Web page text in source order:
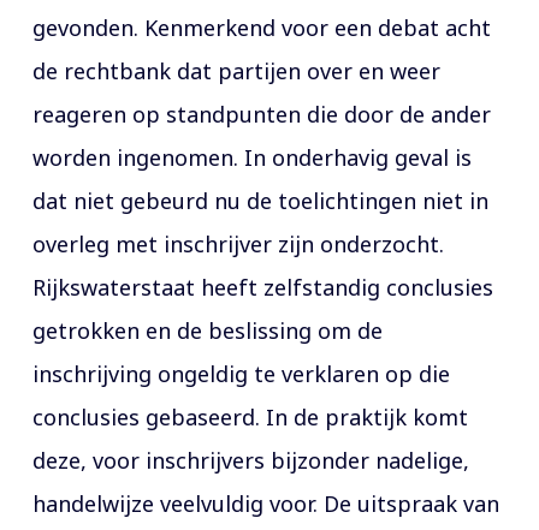
gevonden. Kenmerkend voor een debat acht
de rechtbank dat partijen over en weer
reageren op standpunten die door de ander
worden ingenomen. In onderhavig geval is
dat niet gebeurd nu de toelichtingen niet in
overleg met inschrijver zijn onderzocht.
Rijkswaterstaat heeft zelfstandig conclusies
getrokken en de beslissing om de
inschrijving ongeldig te verklaren op die
conclusies gebaseerd. In de praktijk komt
deze, voor inschrijvers bijzonder nadelige,
handelwijze veelvuldig voor. De uitspraak van